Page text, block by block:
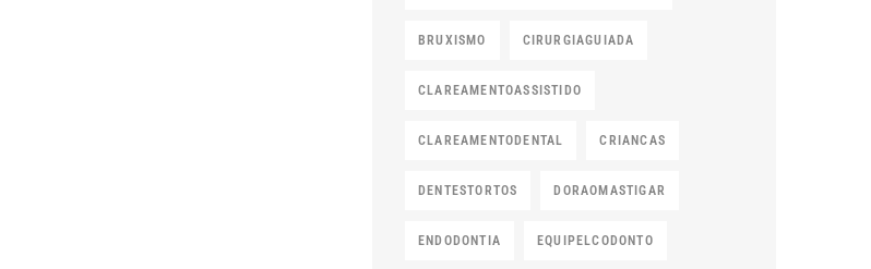
BRUXISMO CIRURGIAGUIADA
CLAREAMENTOASSISTIDO
CLAREAMENTODENTAL CRIANCAS
DENTESTORTOS DORAOMASTIGAR
ENDODONTIA EQUIPELCODONTO